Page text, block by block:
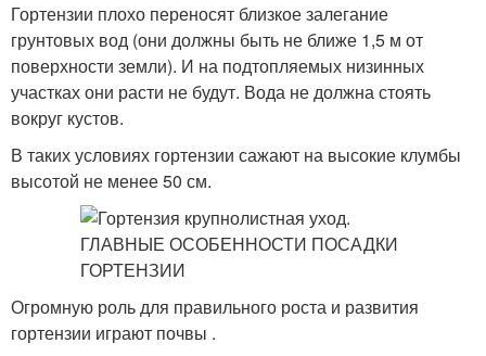
Гортензии плохо переносят близкое залегание
грунтовых вод (они должны быть не ближе 1,5 м от
поверхности земли). И на подтопляемых низинных
участках они расти не будут. Вода не должна стоять
вокруг кустов.
В таких условиях гортензии сажают на высокие клумбы
высотой не менее 50 см.
Огромную роль для правильного роста и развития
гортензии играют почвы .